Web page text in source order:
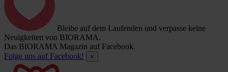
Bleibe auf dem Laufenden und verpasse keine
Neuigkeiten von BIORAMA.
Das BIORAMA Magazin auf Facebook.
Folge uns auf Facebook!
×